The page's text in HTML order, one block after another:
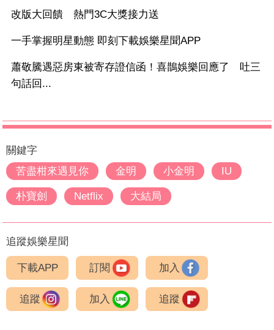
改版大回饋 熱門3C大獎接力送
一手掌握明星動態 即刻下載娛樂星聞APP
蕭敬騰遇惡房東被寄存證信函！喜鵲娛樂回應了 吐三
句話回...
關鍵字
苦盡柑來遇見你
金明 小金明 IU
朴寶劍 Netflix 大結局
追蹤娛樂星聞
下載APP 訂閱 加入
追蹤 加入 追蹤